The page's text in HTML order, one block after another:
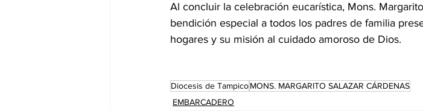
Al concluir la celebración eucarística, Mons.
bendición especial a todos los padres de familia
hogares y su misión al cuidado amoroso de Dios.
Diocesis de TampicoMONS. MARGARITO SALAZAR CÁRDENAS
EMBARCADERO